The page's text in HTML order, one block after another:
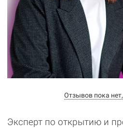
Отзывов пока
Эксперт по открытию и